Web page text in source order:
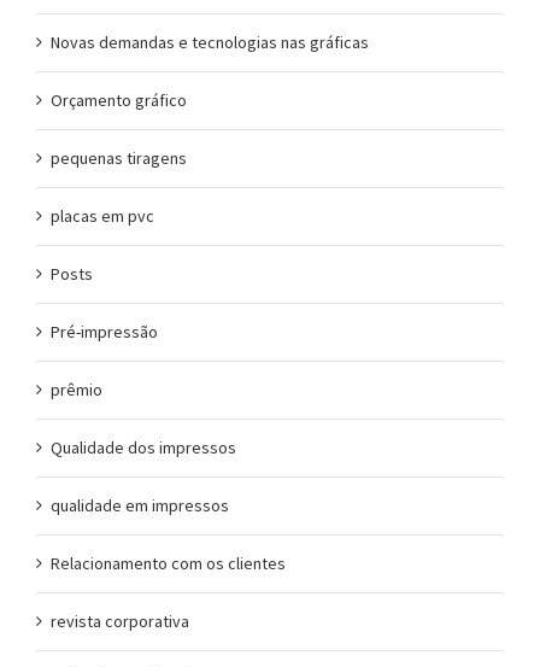
Novas demandas e tecnologias nas gráficas
Orçamento gráfico
pequenas tiragens
placas em pvc
Posts
Pré-impressão
prêmio
Qualidade dos impressos
qualidade em impressos
Relacionamento com os clientes
revista corporativa